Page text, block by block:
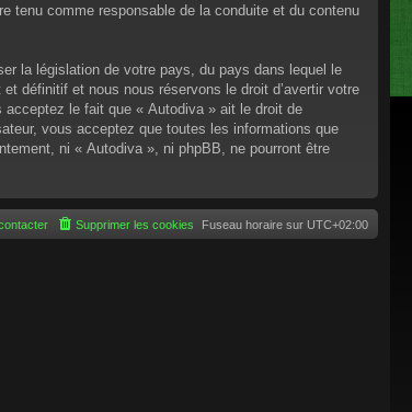
tenu comme responsable de la conduite et du contenu
la législation de votre pays, du pays dans lequel le
définitif et nous nous réservons le droit d’avertir votre
acceptez le fait que « Autodiva » ait le droit de
vous acceptez que toutes les informations que
ni « Autodiva », ni phpBB, ne pourront être
Fuseau horaire sur UTC+02:00
Supprimer les cookies